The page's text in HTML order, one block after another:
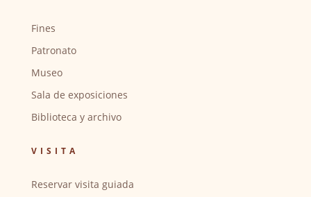
Fines
Patronato
Museo
Sala de exposiciones
Biblioteca y archivo
VISITA
Reservar visita guiada